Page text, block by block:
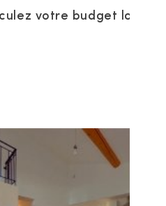
votre budget location